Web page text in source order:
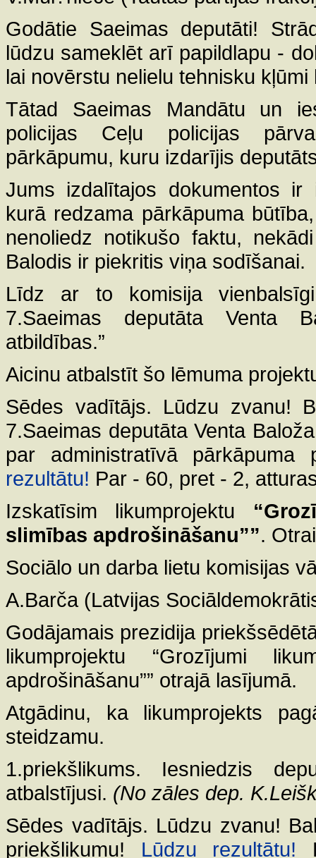
Godātie Saeimas deputāti!
lūdzu sameklēt arī papildlapu -
lai novērstu nelielu tehnisku
Tātad Saeimas Mandātu un
policijas Ceļu policijas
pārkāpumu, kuru izdarījis
Jums izdalītajos dokumentos ir
kurā redzama pārkāpuma
nenoliedz notikušo faktu,
Balodis ir piekritis viņa sodīšanai.
Līdz ar to komisija
7.Saeimas deputāta Venta
atbildības.”
Aicinu atbalstīt šo lēmuma
Sēdes vadītājs. Lūdzu zvanu!
7.Saeimas deputāta Venta
par administratīvā
rezultātu! Par - 60, pret - 2,
Izskatīsim likumprojektu
slimības apdrošināšanu””.
Sociālo un darba lietu komisijas
A.Barča (Latvijas
Godājamais prezidija
likumprojektu “Grozījumi
apdrošināšanu”” otrajā lasījumā.
Atgādinu, ka likumprojekts
steidzamu.
1.priekšlikums. Iesniedzis
atbalstījusi. (No zāles dep.
Sēdes vadītājs. Lūdzu zvanu!
priekšlikumu! Lūdzu rezultātu!